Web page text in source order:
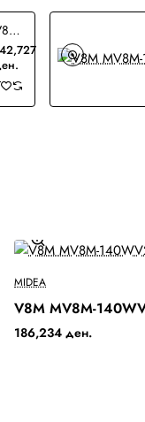
V8M MV8M-100WV2N1 Mini VRF
MIDEA
V8M MV8M-
186,234 ден.